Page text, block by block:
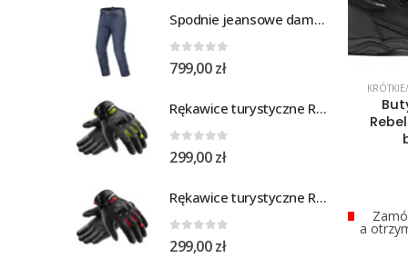
a
Spodnie jeansowe damskie SHIMA RIDGE LADY blue
0out of 5
799,00zł
Rękawice turystyczne REBELHORN DEFENDER black yellow fluo
0 out of 5
299,00zł
Rękawice turystyczne REBELHORN DEFENDER black red
0 out of 5
299,00zł